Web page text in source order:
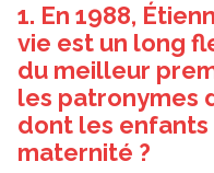
1. En 1988,
vie est un long
du meilleur
les patronymes
dont les
maternité ?